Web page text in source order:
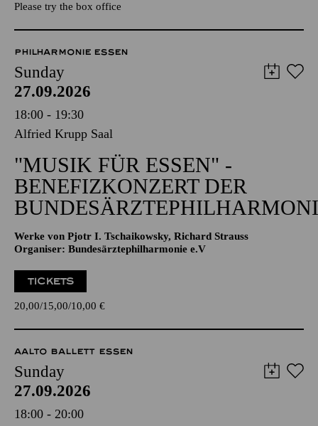
Please try the box office
PHILHARMONIE ESSEN
Sunday
27.09.2026
18:00 - 19:30
Alfried Krupp Saal
"MUSIK FÜR ESSEN" -
BENEFIZKONZERT DER
Werke von Pjotr I. Tschaikowsky, Richard Strauss
Organiser: Bundesärztephilharmonie e.V
TICKETS
20,00 15,00 10,00 €
AALTO BALLETT ESSEN
Sunday
27.09.2026
18:00 - 20:00